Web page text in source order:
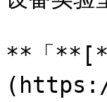
**「